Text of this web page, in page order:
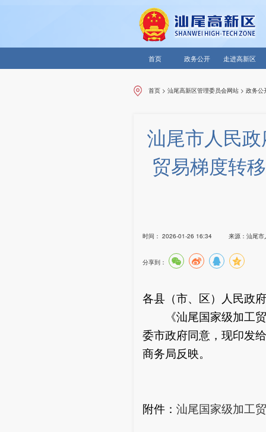
首页 政务公开 走进高新区
首页 >汕尾高新区管理委员会网站 >政务公
汕尾市人民
贸易梯度转
时间： 2026-01-26 16:34 来源： 汕尾市
分享到：
各县（市、区）人民政
《汕尾国家级加工贸
委市政府同意，现印发
商务局反映。
附件： 汕尾国家级加工